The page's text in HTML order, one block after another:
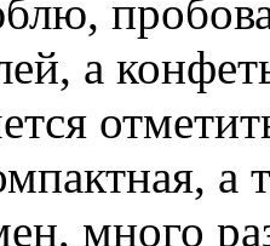
а
а
много